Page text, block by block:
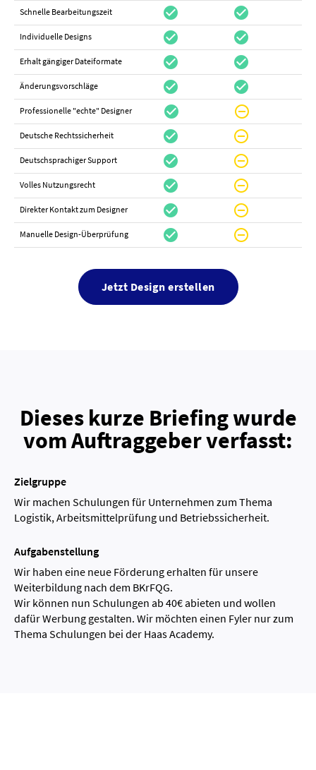
Schnelle Bearbeitungszeit check_circle check_circle
Individuelle Designs check_circle check_circle
Erhalt gängiger Dateiformate check_circle check_circle
Änderungsvorschläge check_circle check_circle
Professionelle "echte" Designer check_circle do_not_disturb_on
Deutsche Rechtssicherheit check_circle do_not_disturb_on
Deutschsprachiger Support check_circle do_not_disturb_on
Volles Nutzungsrecht check_circle do_not_disturb_on
Direkter Kontakt zum Designer check_circle do_not_disturb_on
Manuelle Design-Überprüfung check_circle do_not_disturb_on
Jetzt Design erstellen
Dieses kurze Briefing wurde
vom Auftraggeber verfasst:
Zielgruppe
Wir machen Schulungen für Unternehmen zum Thema
Logistik, Arbeitsmittelprüfung und Betriebssicherheit.
Aufgabenstellung
Wir haben eine neue Förderung erhalten für unsere
Weiterbildung nach dem BKrFQG.
Wir können nun Schulungen ab 40€ abieten und wollen
dafür Werbung gestalten. Wir möchten einen Fyler nur zum
Thema Schulungen bei der Haas Academy.